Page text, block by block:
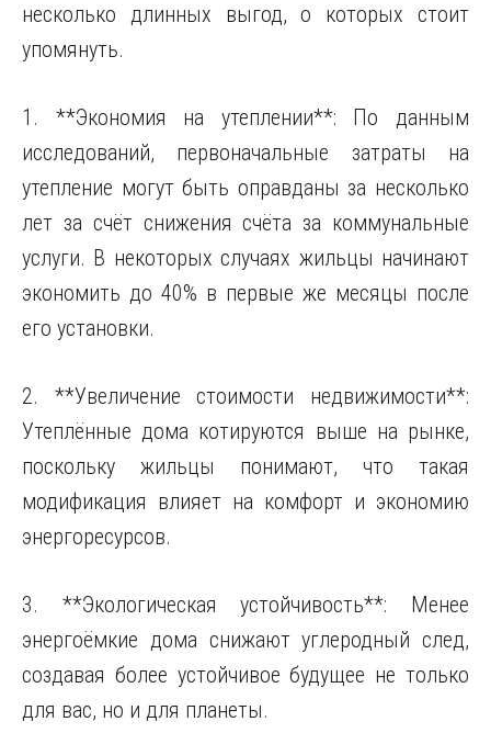
несколько длинных выгод, о которых стоит
упомянуть.
1. **Экономия на утеплении**: По данным
исследований, первоначальные затраты на
утепление могут быть оправданы за несколько
лет за счёт снижения счёта за коммунальные
услуги. В некоторых случаях жильцы начинают
экономить до 40% в первые же месяцы после
его установки.
2. **Увеличение стоимости недвижимости**:
Утеплённые дома котируются выше на рынке,
поскольку жильцы понимают, что такая
модификация влияет на комфорт и экономию
энергоресурсов.
3. **Экологическая устойчивость**: Менее
энергоёмкие дома снижают углеродный след,
создавая более устойчивое будущее не только
для вас, но и для планеты.